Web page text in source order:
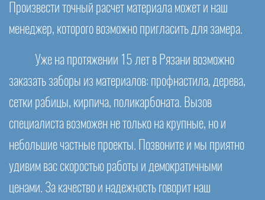
Произвести точный расчет материала может и наш
менеджер, которого возможно пригласить для замера.
Уже на протяжении 15 лет в Рязани возможно
заказать заборы из материалов: профнастила, дерева,
сетки рабицы, кирпича, поликарбоната. Вызов
специалиста возможен не только на крупные, но и
небольшие частные проекты. Позвоните и мы приятно
удивим вас скоростью работы и демократичными
ценами. За качество и надежность говорит наш